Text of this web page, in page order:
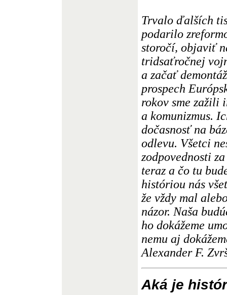
Trvalo ďalších
podarilo
storočí, objaviť
tridsaťročnej
a začať
prospech
rokov sme zažili
a komunizmus.
dočasnosť na
odlevu. Všetci
zodpovednosti
teraz a čo tu
históriou nás
že vždy mal
názor. Naša
ho dokážeme
nemu aj
Alexander F.
Aká je